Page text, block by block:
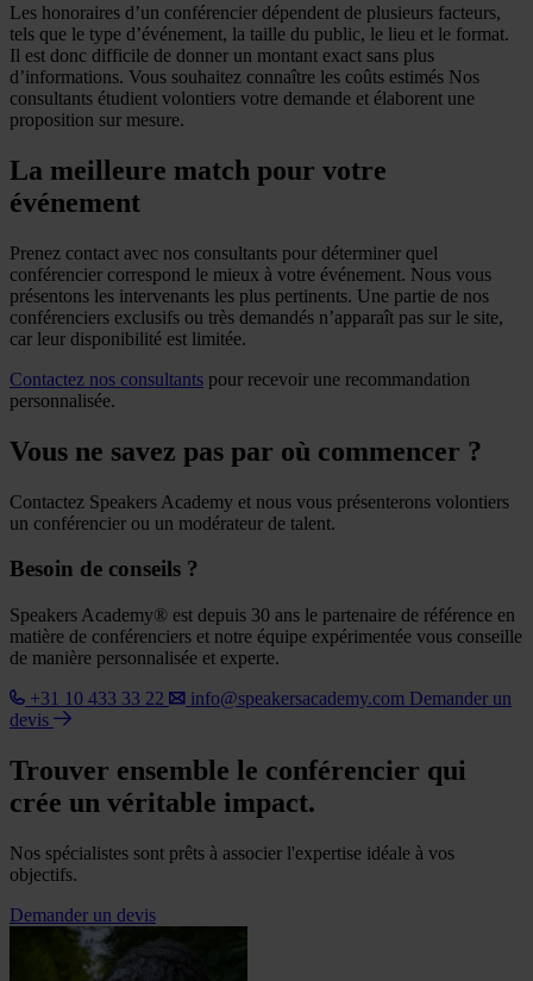
Les honoraires d’un conférencier dépendent de plusieurs facteurs,
tels que le type d’événement, la taille du public, le lieu et le format.
Il est donc difficile de donner un montant exact sans plus
d’informations. Vous souhaitez connaître les coûts estimés Nos
consultants étudient volontiers votre demande et élaborent une
proposition sur mesure.
La meilleure match pour votre
événement
Prenez contact avec nos consultants pour déterminer quel
conférencier correspond le mieux à votre événement. Nous vous
présentons les intervenants les plus pertinents. Une partie de nos
conférenciers exclusifs ou très demandés n’apparaît pas sur le site,
car leur disponibilité est limitée.
Contactez nos consultants pour recevoir une recommandation
personnalisée.
Vous ne savez pas par où commencer ?
Contactez Speakers Academy et nous vous présenterons volontiers
un conférencier ou un modérateur de talent.
Besoin de conseils ?
Speakers Academy® est depuis 30 ans le partenaire de référence en
matière de conférenciers et notre équipe expérimentée vous conseille
de manière personnalisée et experte.
+31 10 433 33 22
info@speakersacademy.com Demander un
devis
Trouver ensemble le conférencier qui
crée un véritable impact.
Nos spécialistes sont prêts à associer l'expertise idéale à vos
objectifs.
Demander un devis